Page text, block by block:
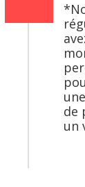
de
un